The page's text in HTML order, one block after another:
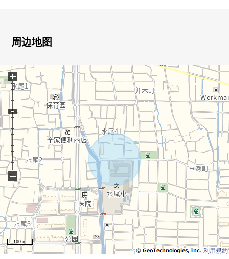
0张贴LDK、全居室层瓷砖
0阳台防水工程
0室内清洁
■在好的房源循环的窍门
"参观负责代理商和物件积极"的
在主页以及纸面，从实物感到能不知道的信息，在不和希
望准确的时候就这样也在负责代理商万一转告的话精度下
一个介绍房源特别停。首先参观吧。
※星期三和每个星期二到本公司店假日。
周边地图
利用規約
100 m
+
−